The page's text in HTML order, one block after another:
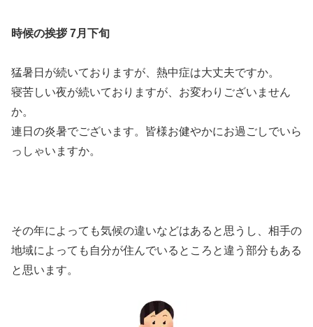
時候の挨拶 7月下旬
猛暑日が続いておりますが、熱中症は大丈夫ですか。
寝苦しい夜が続いておりますが、お変わりございません
か。
連日の炎暑でございます。皆様お健やかにお過ごしでいら
っしゃいますか。
その年によっても気候の違いなどはあると思うし、相手の
地域によっても自分が住んでいるところと違う部分もある
と思います。